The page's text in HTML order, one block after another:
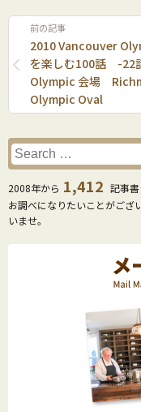
前の記事
2010 Vancouver
を楽しむ100話 -22
Olympic 会場
Olympic Oval
2008年から 1,412 記事書
お調べになりたいことがござ
いませ。